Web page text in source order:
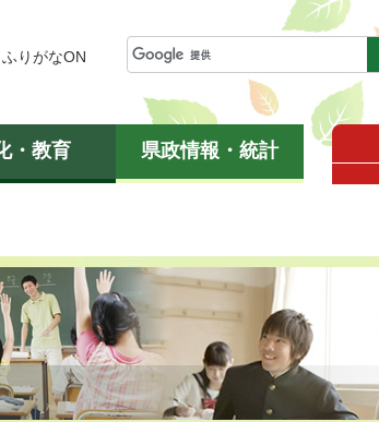
ふりがなON
・教育 県政情報・統計